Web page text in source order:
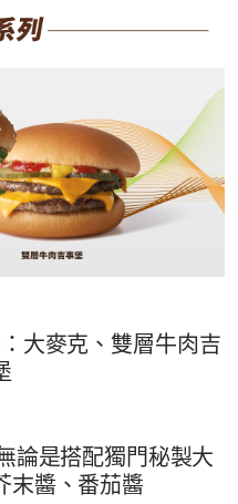
大麥克、雙層牛肉吉
論是搭配獨門秘製大
末醬、番茄醬